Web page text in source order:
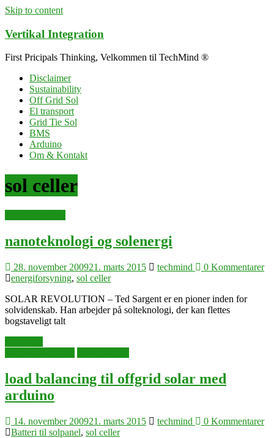
Skip to content
Vertikal Integration
First Pricipals Thinking, Velkommen til TechMind ®
Disclaimer
Sustainability
Off Grid Sol
El transport
Grid Tie Sol
BMS
Arduino
Om & Kontakt
sol celler
nanoteknologi og solenergi
28. november 200921. marts 2015 techmind
0 Kommentarer
energiforsyning, sol celler
SOLAR REVOLUTION – Ted Sargent er en pioner inden for
solvidenskab. Han arbejder på solteknologi, der kan flettes
bogstaveligt talt
load balancing til offgrid solar med
arduino
14. november 200921. marts 2015 techmind
0 Kommentarer
Batteri til solpanel, sol celler